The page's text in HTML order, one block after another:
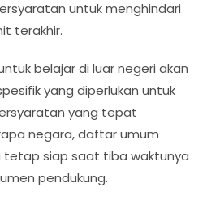
untuk menghindari
terakhir.
belajar di luar negeri akan
yang diperlukan untuk
yang tepat
negara, daftar umum
siap saat tiba waktunya
pendukung.